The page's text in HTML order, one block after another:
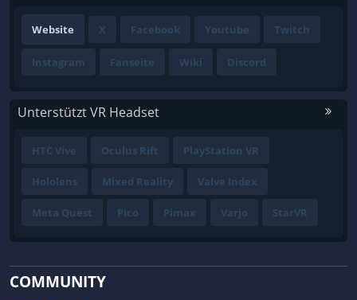
Website X Facebook Youtube Twitch
Instagram Fanseite Wiki Discord
Unterstützt VR Headset
HTC Vive Oculus Rift PlayStation VR
Hololens Mixed Reality Valve Index
Meta Quest Pico Pimax Varjo StarVR
COMMUNITY